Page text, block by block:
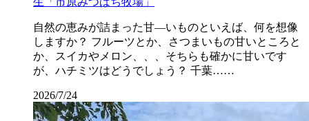
自然の恵みが詰まった甘―いものといえば、何を想像
しますか？ フルーツとか、さつまいもの甘いところと
か、スイカやメロン、、、そちらも確かに甘いです
が、ハチミツはどうでしょう？ 千葉……
2026/7/24